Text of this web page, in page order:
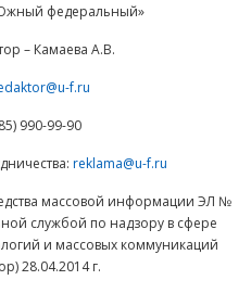
федеральный»
– Камаева А.В.
f.ru
990-99-90
reklama@u-f.ru
массовой информации ЭЛ №
службой по надзору в сфере
и массовых коммуникаций
28.04.2014 г.